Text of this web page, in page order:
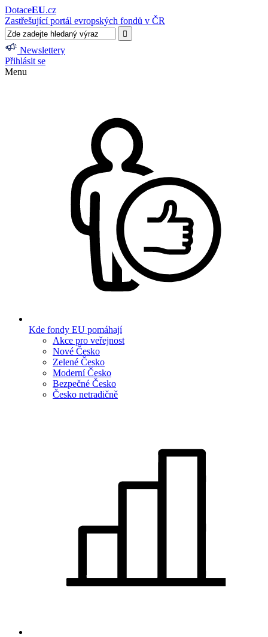
DotaceEU.cz
Zastřešující portál evropských fondů v ČR
Newslettery
Přihlásit se
Menu
Kde fondy EU pomáhají
Akce pro veřejnost
Nové Česko
Zelené Česko
Moderní Česko
Bezpečné Česko
Česko netradičně